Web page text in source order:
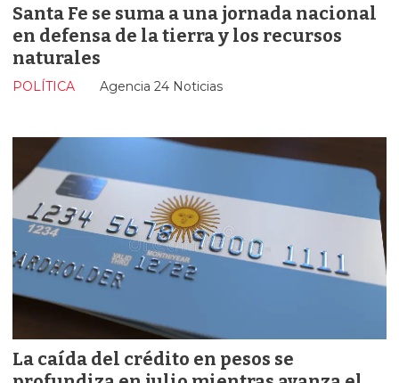
Santa Fe se suma a una jornada nacional
en defensa de la tierra y los recursos
naturales
Agencia 24 Noticias
POLÍTICA
La caída del crédito en pesos se